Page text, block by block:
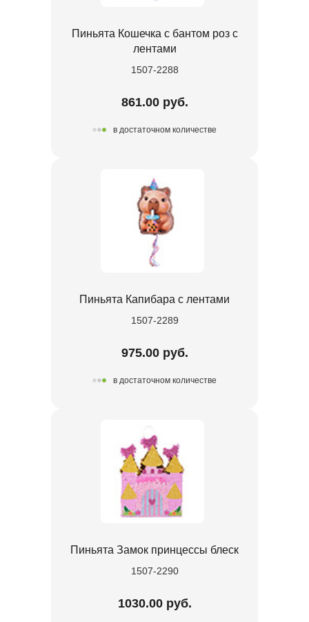
Пиньята Кошечка с бантом роз с
лентами
1507-2288
861.00 руб.
в достаточном количестве
Пиньята Капибара с лентами
1507-2289
975.00 руб.
в достаточном количестве
Пиньята Замок принцессы блеск
1507-2290
1030.00 руб.